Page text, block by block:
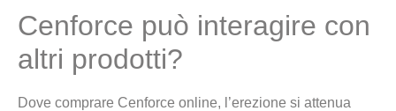
Cenforce può interagire con
altri prodotti?
Dove comprare Cenforce online, l’erezione si attenua